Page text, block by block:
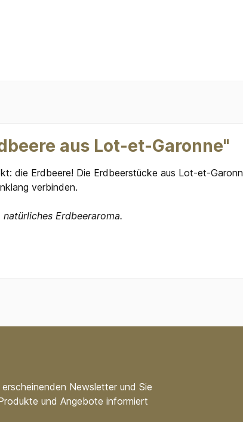
aus Lot-et-Garonne"
die Erdbeere! Die Erdbeerstücke aus Lot-et-
verbinden.
Erdbeeraroma.
Newsletter und Sie
und Angebote informiert